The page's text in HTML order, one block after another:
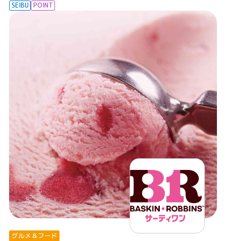
SEIBU POINT
グルメ＆フード